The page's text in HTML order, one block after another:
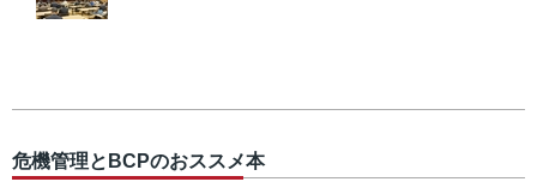
危機管理とBCPのおススメ本